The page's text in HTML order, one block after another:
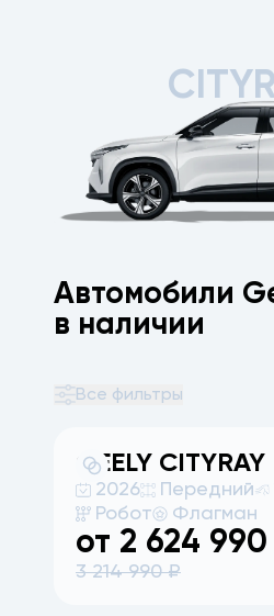
Автомобили
в наличии
GEELY CITYRAY
2026 Передний
Робот
Флагман
от 2 624 990
3 214 990₽
Все фильтры